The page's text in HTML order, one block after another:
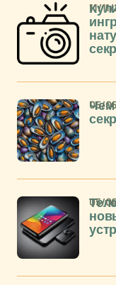
11/
Чем
05/
05/